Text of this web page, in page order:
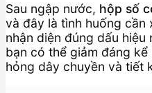
Sau ngập nước, hộp số
và đây là tình huống cần
nhận diện đúng dấu
bạn có thể giảm đáng
hỏng dây chuyền và tiết